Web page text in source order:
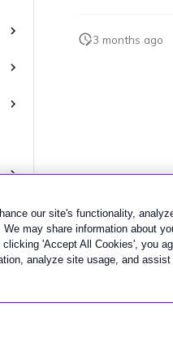
IX
3 months ago
our site's functionality,
may share information about
'Accept All Cookies', you
analyze site usage, and